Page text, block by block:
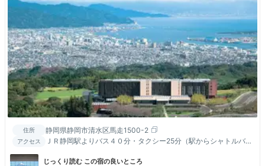
住所 静岡県静岡市清水区馬走1500-2
アクセス
ＪＲ静岡駅よりバス４０分・タクシー25分（駅からシャトルバス
じっくり読む この宿の良いところ